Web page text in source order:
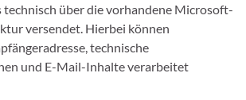
technisch über die vorhandene Microsoft-
versendet. Hierbei können
technische
und E-Mail-Inhalte verarbeitet